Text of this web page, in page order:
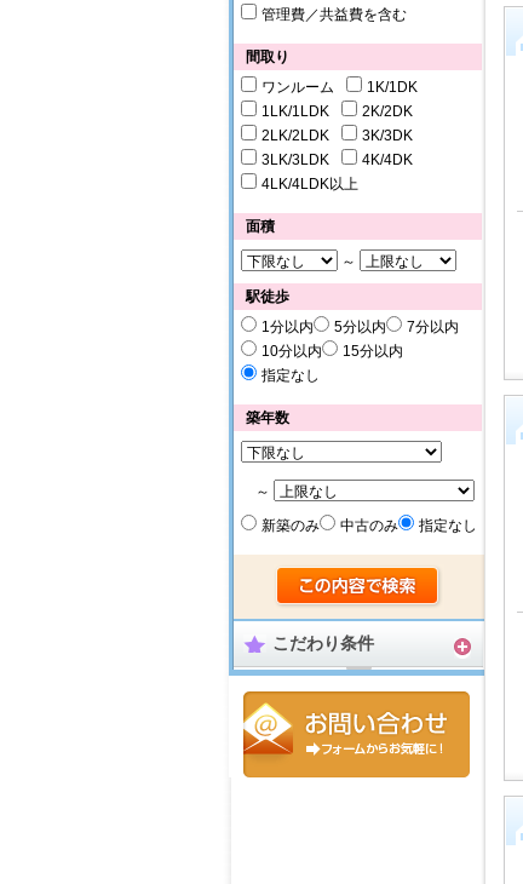
管理費／共益費を含む
間取り
ワンルーム
1K/1DK
1LK/1LDK
2K/2DK
2LK/2LDK
3K/3DK
3LK/3LDK
4K/4DK
4LK/4LDK以上
面積
～
駅徒歩
1分以内
5分以内
7分以内
10分以内
15分以内
指定なし
築年数
～
新築のみ
中古のみ 指定なし
こだわり条件